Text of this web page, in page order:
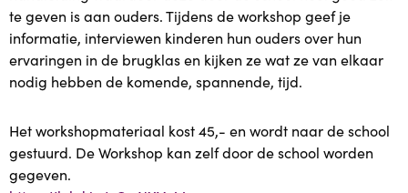
Twinkeltje Opvoedondersteuning
WeTime
te geven is aan ouders. Tijdens de workshop geef je
informatie, interviewen kinderen hun ouders over hun
ervaringen in de brugklas en kijken ze wat ze van elkaar
nodig hebben de komende, spannende, tijd.
Het workshopmateriaal kost 45,- en wordt naar de school
gestuurd. De Workshop kan zelf door de school worden
gegeven.